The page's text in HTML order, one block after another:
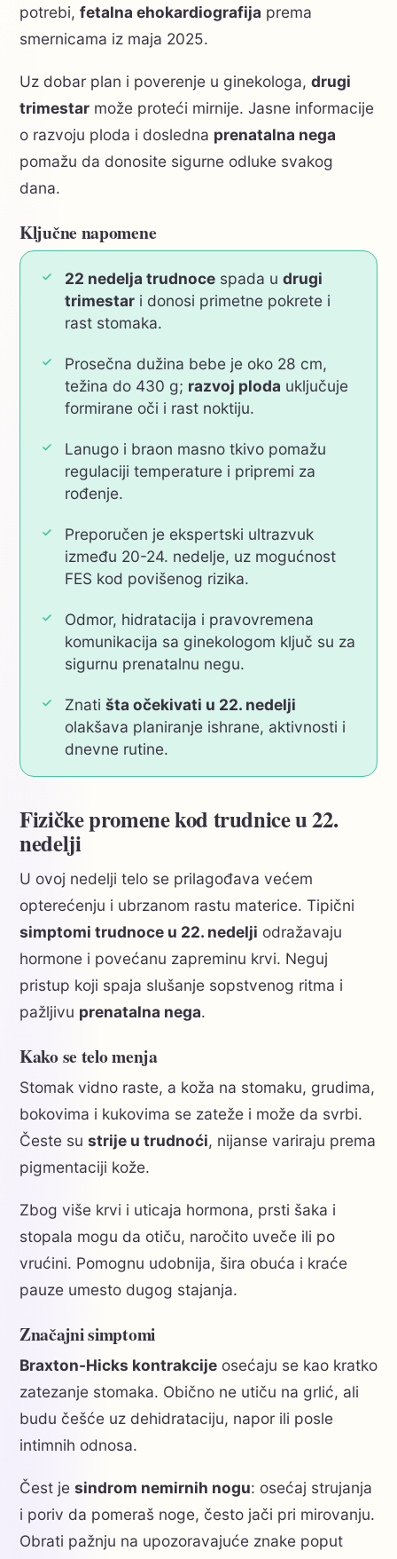
potrebi, fetalna ehokardiografija prema
smernicama iz maja 2025.
Uz dobar plan i poverenje u ginekologa, drugi
trimestar može proteći mirnije. Jasne informacije
o razvoju ploda i dosledna prenatalna nega
pomažu da donosite sigurne odluke svakog
dana.
Ključne napomene
22 nedelja trudnoce spada u drugi
trimestar i donosi primetne pokrete i
rast stomaka.
Prosečna dužina bebe je oko 28 cm,
težina do 430 g; razvoj ploda uključuje
formirane oči i rast noktiju.
Lanugo i braon masno tkivo pomažu
regulaciji temperature i pripremi za
rođenje.
Preporučen je ekspertski ultrazvuk
između 20-24. nedelje, uz mogućnost
FES kod povišenog rizika.
Odmor, hidratacija i pravovremena
komunikacija sa ginekologom ključ su za
sigurnu prenatalnu negu.
Znati šta očekivati u 22. nedelji
olakšava planiranje ishrane, aktivnosti i
dnevne rutine.
Fizičke promene kod trudnice u 22.
nedelji
U ovoj nedelji telo se prilagođava većem
opterećenju i ubrzanom rastu materice. Tipični
simptomi trudnoce u 22. nedelji odražavaju
hormone i povećanu zapreminu krvi. Neguj
pristup koji spaja slušanje sopstvenog ritma i
pažljivu prenatalna nega.
Kako se telo menja
Stomak vidno raste, a koža na stomaku, grudima,
bokovima i kukovima se zateže i može da svrbi.
Česte su strije u trudnoći, nijanse variraju prema
pigmentaciji kože.
Zbog više krvi i uticaja hormona, prsti šaka i
stopala mogu da otiču, naročito uveče ili po
vrućini. Pomognu udobnija, šira obuća i kraće
pauze umesto dugog stajanja.
Značajni simptomi
Braxton-Hicks kontrakcije osećaju se kao kratko
zatezanje stomaka. Obično ne utiču na grlić, ali
budu češće uz dehidrataciju, napor ili posle
intimnih odnosa.
Čest je sindrom nemirnih nogu: osećaj strujanja
i poriv da pomeraš noge, često jači pri mirovanju.
Obrati pažnju na upozoravajuće znake poput